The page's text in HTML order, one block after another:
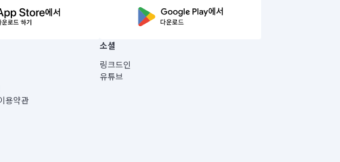
용약관
소셜
링크드인
유튜브